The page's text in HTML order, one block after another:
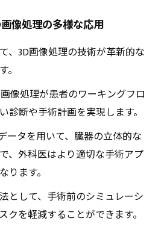
像処理の多様な応用
、3D画像処理の技術が革新的な
像処理が患者のワーキングフロ
診断や手術計画を実現します。
ータを用いて、臓器の立体的な
、外科医はより適切な手術アプ
ります。
として、手術前のシミュレーシ
クを軽減することができます。